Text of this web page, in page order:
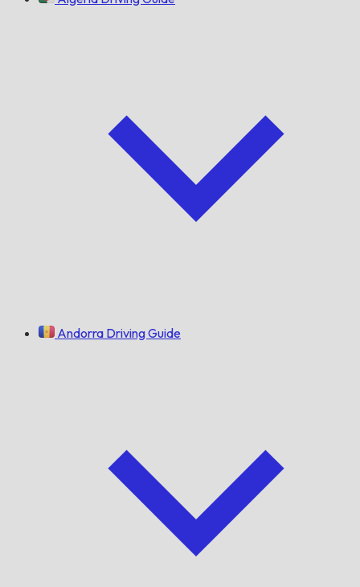
Andorra Driving Guide